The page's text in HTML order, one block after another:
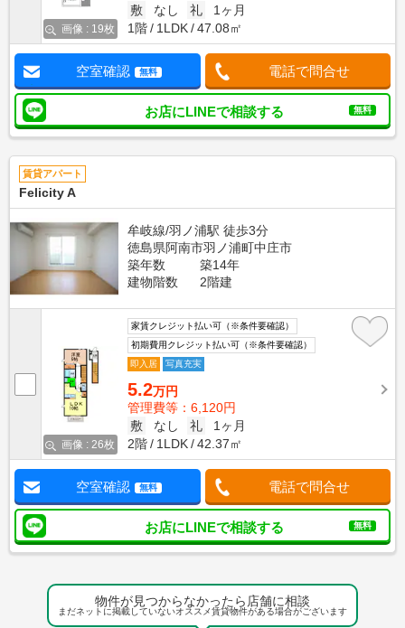
画像 : 19枚
敷
なし 礼
1ヶ月
1階
1LDK 47.08㎡
空室確認 無料 電話で問合せ
お店にLINEで相談する 無料
賃貸アパート
Felicity A
牟岐線/羽ノ浦駅 徒歩3分
徳島県阿南市羽ノ浦町中庄市
築年数
築14年
建物階数
2階建
画像 : 26枚
家賃クレジット払い可（※条件要確認）
初期費用クレジット払い可（※条件要確認）
即入居
写真充実
5.2万円
管理費等：6,120円
敷
なし 礼
1ヶ月
2階
1LDK 42.37㎡
空室確認 無料 電話で問合せ
お店にLINEで相談する 無料
物件が見つからなかったら店舗に相談
まだネットに掲載していないオススメ賃貸物件がある場合がございます